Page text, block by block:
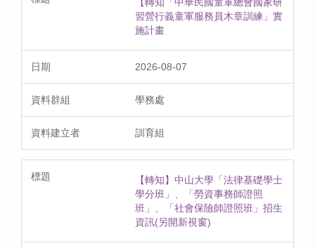
習營行義童軍服務員木章訓練」實
施計畫
2026-08-07
學務處
訓育組
【轉知】中山大學「法律基礎學士
學分班」、「勞資事務師證照
班」、「社會保險師證照班」招生
資訊(另開新視窗)